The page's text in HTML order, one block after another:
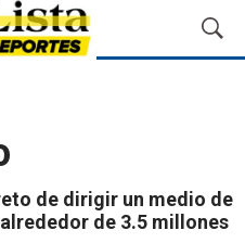
M
o
B
ú
de dirigir un medio de
de 3.5 millones